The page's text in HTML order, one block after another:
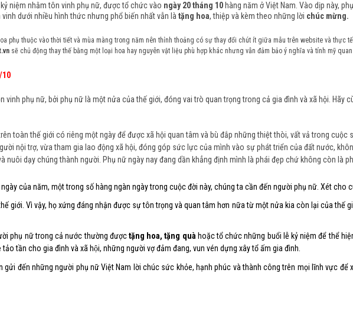
kỷ niệm nhằm tôn vinh phụ nữ, được tổ chức vào ngày 20 tháng 10 hàng năm ở Việt Nam. Vào dịp này,
dưới nhiều hình thức nhưng phổ biến nhất vẫn là tặng hoa, thiệp và kèm theo những lời chúc mừng.
phụ thuộc vào thời tiết và mùa màng trong năm nên thỉnh thoảng có sự thay đổi chút ít giữa mẫu trên website và
sẽ chủ động thay thế bằng một loại hoa hay nguyên vật liệu phù hợp khác nhưng vẫn đảm bảo ý nghĩa và tính mỹ
10
vinh phụ nữ, bởi phụ nữ là một nửa của thế giới, đóng vai trò quan trọng trong cả gia đình và xã hội. Hãy
toàn thế giới có riêng một ngày để được xã hội quan tâm và bù đắp những thiệt thòi, vất vả trong cuộc
nội trợ, vừa tham gia lao động xã hội, đóng góp sức lực của mình vào sự phát triển của đất nước,
nuôi dạy chúng thành người. Phụ nữ ngày nay đang dần khẳng định mình là phái đẹp chứ không còn là
của năm, một trong số hàng ngàn ngày trong cuộc đời này, chúng ta cần đến người phụ nữ. Xét cho
giới. Vì vậy, họ xứng đáng nhận được sự tôn trọng và quan tâm hơn nữa từ một nửa kia còn lại của thế
phụ nữ trong cả nước thường đượctặng hoa, tặng quà hoặc tổ chức những buổi lễ kỷ niệm để thể
tần cho gia đình và xã hội, những người vợ đảm đang, vun vén dựng xây tổ ấm gia đình.
gửi đến những người phụ nữ Việt Nam lời chúc sức khỏe, hạnh phúc và thành công trên mọi lĩnh vực để